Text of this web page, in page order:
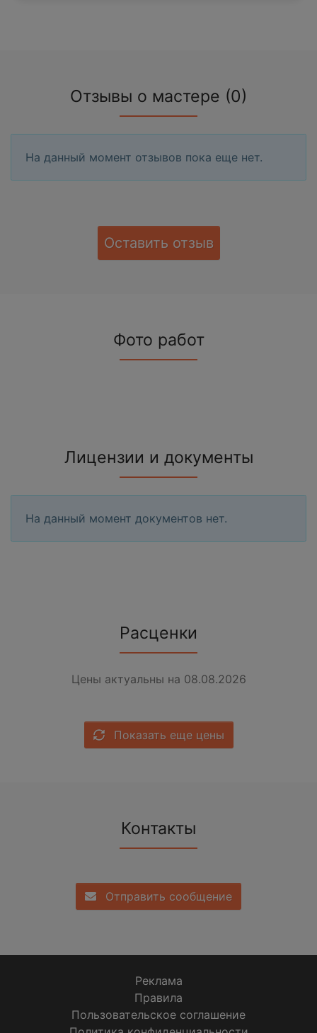
Отзывы о мастере (0)
На данный момент отзывов пока еще нет.
Оставить отзыв
Фото работ
Лицензии и документы
На данный момент документов нет.
Расценки
Цены актуальны на 08.08.2026
Показать еще цены
Контакты
Отправить сообщение
Реклама
Правила
Пользовательское соглашение